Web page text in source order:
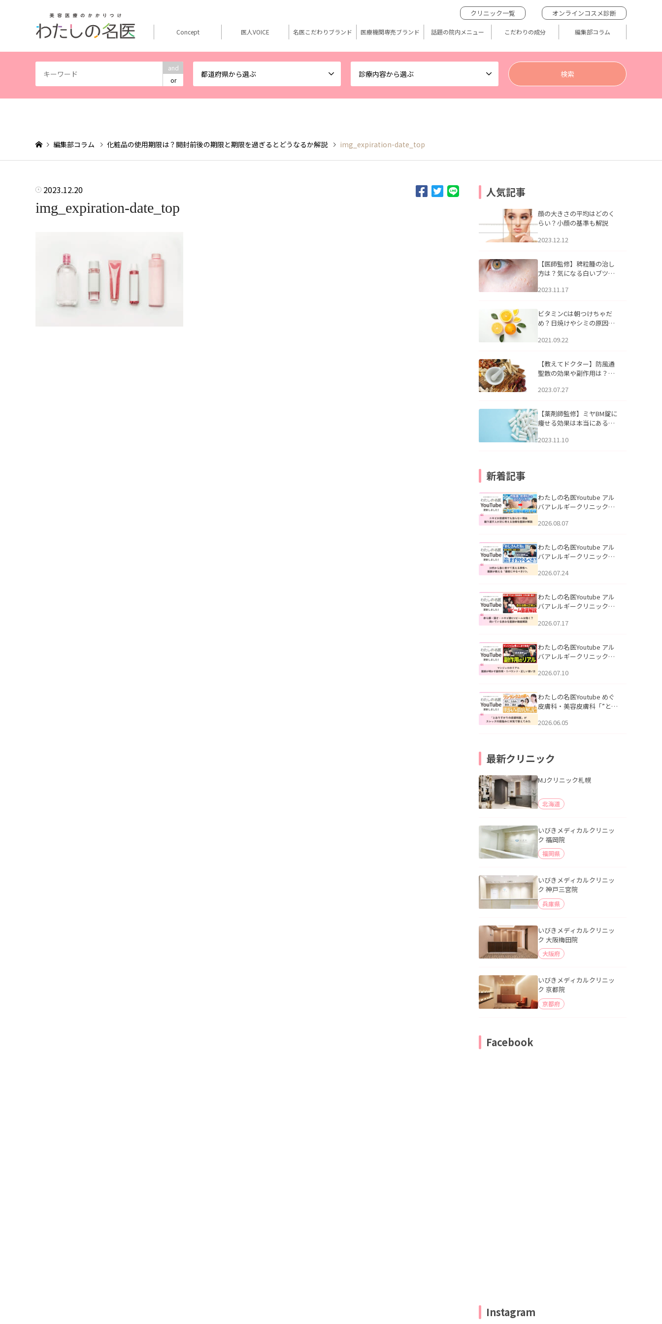
and
or
都道府県から選ぶ 診療内容から選ぶ
クリニック一覧 オンラインコスメ診断
Concept 医人VOICE 名医こだわりブランド 医療機関専売ブランド 話題の院内メニュー こだわりの成分 編集部コラム
編集部コラム 化粧品の使用期限は？開封前後の期限と期限を過ぎるとどうなるか解説 img_expiration-date_top
2023.12.20
img_expiration-date_top
人気記事
顔の大きさの平均はどのく
らい？小顔の基準も解説
2023.12.12
【医師監修】稗粒腫の治し
方は？気になる白いブツブ
アについて
2023.11.17
ビタミンCは朝つけちゃだ
め？日焼けやシミの原因に
2021.09.22
【教えてドクター】防風通
聖散の効果や副作用は？長
2023.07.27
【薬剤師監修】ミヤBM錠に
痩せる効果は本当にある
2023.11.10
新着記事
わたしの名医Youtube アル
バアレルギークリニック札
らない理由｜繰り返す人が
説」を公開いたしました。
2026.08.07
わたしの名医Youtube アル
バアレルギークリニック札
える男性へ｜医師が教える
公開いたしました。
2026.07.24
わたしの名医Youtube アル
バアレルギークリニック札
跡にVビームは効く？向いて
説」を公開いたしました。
2026.07.17
わたしの名医Youtube アル
バアレルギークリニック札
医師が明かす副作用・リバ
公開いたしました。
2026.07.10
わたしの名医Youtube めぐ
皮膚科・美容皮膚科「”とお
ッズの肌悩みに本気で答え
2026.06.05
最新クリニック
MJクリニック札幌
北海道
いびきメディカルクリニッ
ク 福岡院
福岡県
いびきメディカルクリニッ
ク 神戸三宮院
兵庫県
いびきメディカルクリニッ
ク 大阪梅田院
大阪府
いびきメディカルクリニッ
ク 京都院
京都府
Facebook
Instagram